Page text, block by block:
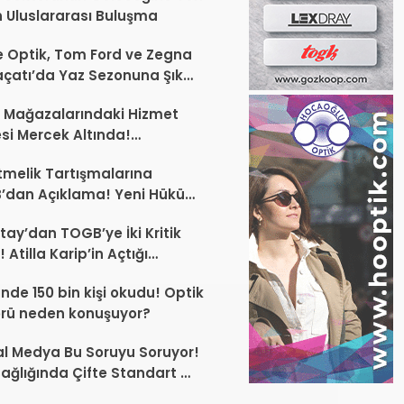
Uluslararası Buluşma
Optik, Tom Ford ve Zegna
Yaz Sezonuna Şık
Hizmet
Mercek Altında!
Tartışmalarına
Açıklama! Yeni Hüküm
TOGB’ye İki Kritik
Atilla Karip’in Açtığı
150 bin kişi okudu! Optik
neden konuşuyor?
Medya Bu Soruyu Soruyor!
Çifte Standart mı